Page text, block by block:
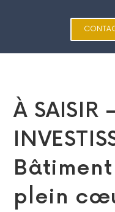
À SAISIR
Bâtiment
plein